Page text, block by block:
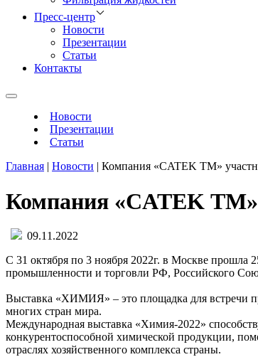
Пресс-центр
Новости
Презентации
Статьи
Контакты
Новости
Презентации
Статьи
Главная | Новости | Компания «СATEK ТМ»
Компания «СATEK ТМ»
09.11.2022
С 31 октября по 3 ноября 2022г. в Москве
промышленности и торговли РФ, Российского
Выставка «ХИМИЯ» – это площадка для встречи
многих стран мира.
Международная выставка «Химия-2022»
конкурентоспособной химической продукции,
отраслях хозяйственного комплекса страны.